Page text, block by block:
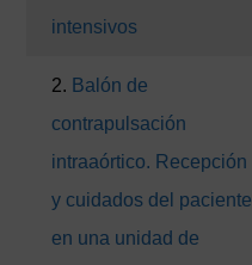
intensivos
2. Balón de
contrapulsación
intraaórtico. Recepción
y cuidados del paciente
en una unidad de